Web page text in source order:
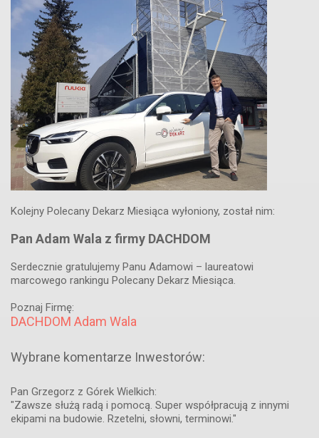
Kolejny Polecany Dekarz Miesiąca wyłoniony, został nim:
Pan Adam Wala z firmy DACHDOM
Serdecznie gratulujemy Panu Adamowi – laureatowi
marcowego rankingu Polecany Dekarz Miesiąca.
Poznaj Firmę:
DACHDOM Adam Wala
Wybrane komentarze Inwestorów:
Pan Grzegorz z Górek Wielkich:
"Zawsze służą radą i pomocą. Super współpracują z innymi
ekipami na budowie. Rzetelni, słowni, terminowi."